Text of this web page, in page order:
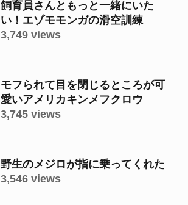
飼育員さんともっと一緒にいた
い！エゾモモンガの滑空訓練
3,749 views
モフられて目を閉じるところが可
愛いアメリカキンメフクロウ
3,745 views
野生のメジロが指に乗ってくれた
3,546 views